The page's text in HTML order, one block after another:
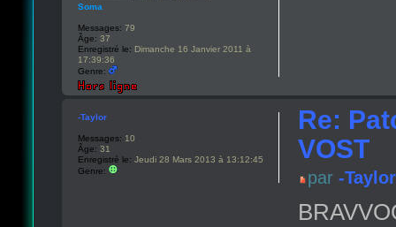
Soma
Messages: 79
Âge: 37
Enregistré le: Dimanche 16 Janvier 2011 à
17:39:36
Genre:
Re:
VOST
par -Taylor
-Taylor
Messages: 10
Âge: 31
Enregistré le: Jeudi 28 Mars 2013 à 13:12:45
Genre: